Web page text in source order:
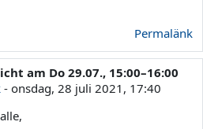
Permalänk
Zink
am Do 29.07., 15:00–16:00
-onsdag, 28 juli 2021, 17:40